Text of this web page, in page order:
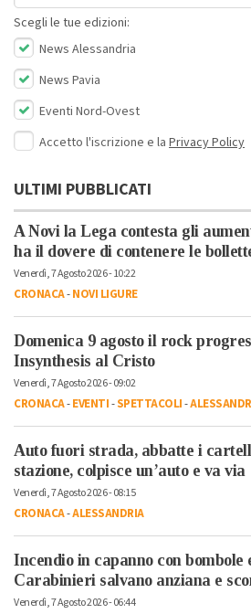
Scegli le tue edizioni:
News Alessandria
News Pavia
Eventi Nord-Ovest
Accetto l'iscrizione e la Privacy Policy
ULTIMI PUBBLICATI
A Novi la Lega contesta gli
ha il dovere di contenere le
Venerdì, 7 Agosto 2026 - 10:22
CRONACA-NOVI LIGURE
Domenica 9 agosto il rock
Insynthesis al Cristo
Venerdì, 7 Agosto 2026 - 09:02
CRONACA-EVENTI-SPETTACOLI-
Auto fuori strada, abbatte i
stazione, colpisce un’auto e va via
Venerdì, 7 Agosto 2026 - 08:15
CRONACA-ALESSANDRIA
Incendio in capanno con
Carabinieri salvano anziana e
Venerdì, 7 Agosto 2026 - 06:44